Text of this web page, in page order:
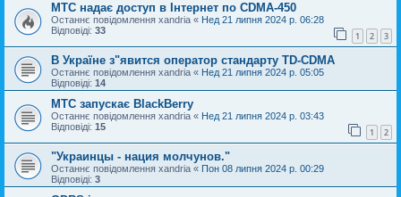
МТС надає доступ в Інтернет по CDMA-450
Останнє повідомлення xandria « Нед 21 липня 2024 р. 06:28
Відповіді: 33 1 2 3
В Україне з"явится оператор стандарту TD-CDMA
Останнє повідомлення xandria « Нед 21 липня 2024 р. 05:05
Відповіді: 14
МТС запускає BlackBerry
Останнє повідомлення xandria « Нед 21 липня 2024 р. 03:43
Відповіді: 15 1 2
"Украинцы - нация молчунов."
Останнє повідомлення xandria « Пон 08 липня 2024 р. 00:29
Відповіді: 3